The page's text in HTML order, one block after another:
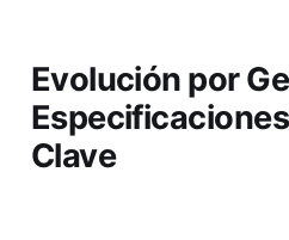
Evolución por
Clave